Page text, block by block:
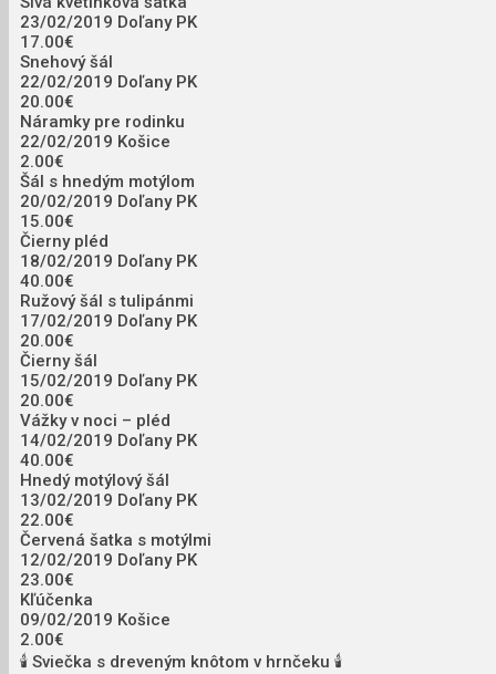
23/02/2019 Doľany PK
17.00€
Snehový šál
22/02/2019 Doľany PK
20.00€
Náramky pre rodinku
22/02/2019 Košice
2.00€
Šál s hnedým motýlom
20/02/2019 Doľany PK
15.00€
Čierny pléd
18/02/2019 Doľany PK
40.00€
Ružový šál s tulipánmi
17/02/2019 Doľany PK
20.00€
Čierny šál
15/02/2019 Doľany PK
20.00€
Vážky v noci – pléd
14/02/2019 Doľany PK
40.00€
Hnedý motýlový šál
13/02/2019 Doľany PK
22.00€
Červená šatka s motýlmi
12/02/2019 Doľany PK
23.00€
Kľúčenka
09/02/2019 Košice
2.00€
🕯 Sviečka s dreveným knôtom v hrnčeku 🕯